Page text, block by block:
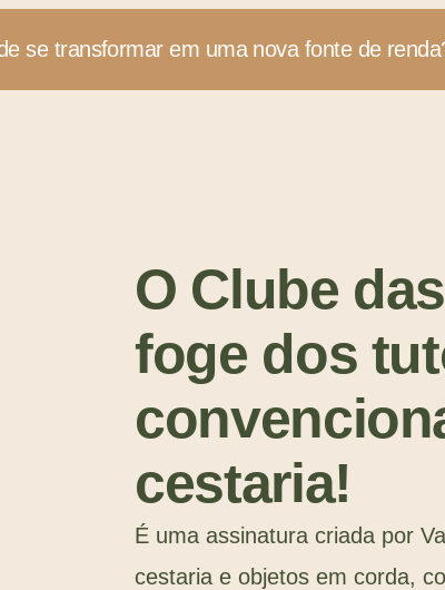
se transformar em uma nova fonte de
O Clube
foge dos
cestaria!
É uma assinatura criada por
cestaria e objetos em corda,